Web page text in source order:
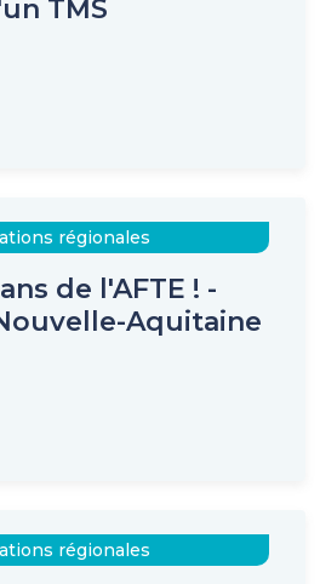
TMS
régionales
de l'AFTE ! -
Aquitaine
régionales